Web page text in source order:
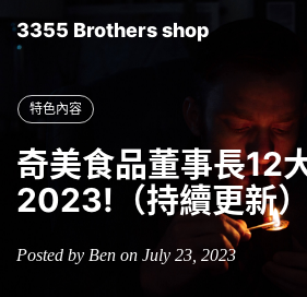
3355 Brothers shop
特色內容
奇美食品董事長12
2023!（持續更新）
Posted by Ben on July 23, 2023